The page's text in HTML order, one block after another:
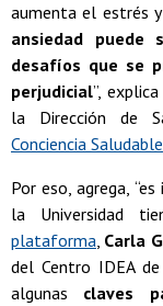
aumenta el estrés
ansiedad puede
desafíos que se
perjudicial”, explica
la Dirección de
Conciencia Saludable
Por eso, agrega,
la Universidad
plataforma, Carla
del Centro IDEA
algunas claves